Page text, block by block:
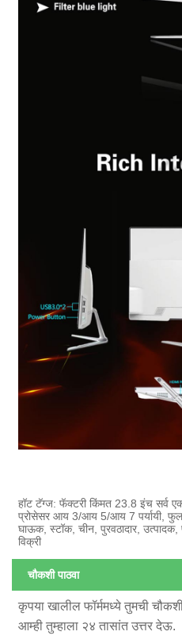
हॉट टॅग्ज: फॅक्टरी किंमत 23.8 इंच सर्व
प्रोसेसर आय 3/आय 5/आय 7 पर्यायी, फुल
घाऊक, स्टॉक, चीन, पुरवठादार,
विक्री
चौकशी पाठवा
कृपया खालील फॉर्ममध्ये तुमची
आम्ही तुम्हाला २४ तासांत उत्तर देऊ.